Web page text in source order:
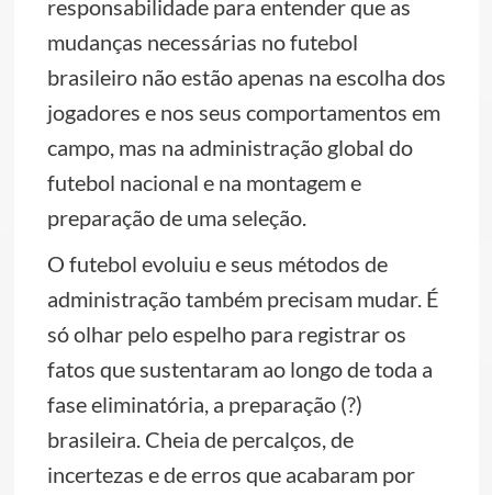
responsabilidade para entender que as
mudanças necessárias no futebol
brasileiro não estão apenas na escolha dos
jogadores e nos seus comportamentos em
campo, mas na administração global do
futebol nacional e na montagem e
preparação de uma seleção.
O futebol evoluiu e seus métodos de
administração também precisam mudar. É
só olhar pelo espelho para registrar os
fatos que sustentaram ao longo de toda a
fase eliminatória, a preparação (?)
brasileira. Cheia de percalços, de
incertezas e de erros que acabaram por